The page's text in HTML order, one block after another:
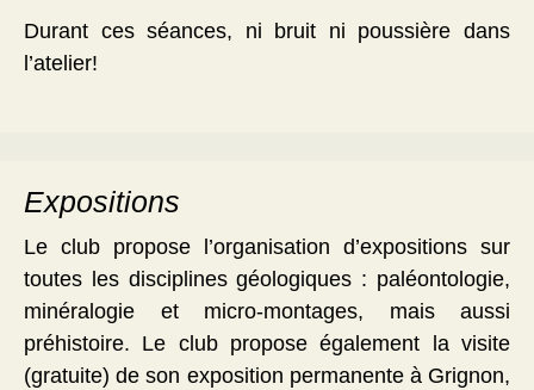
Durant ces séances, ni bruit ni poussière dans
l’atelier!
Expositions
Le club propose l’organisation d’expositions sur
toutes les disciplines géologiques : paléontologie,
minéralogie et micro-montages, mais aussi
préhistoire. Le club propose également la visite
(gratuite) de son exposition permanente à Grignon,